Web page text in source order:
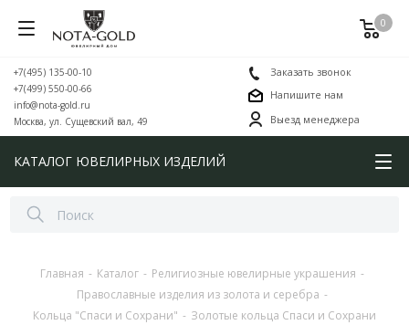
0
+7(495) 135-00-10
+7(499) 550-00-66
info@nota-gold.ru
Москва, ул. Сущевский вал, 49
Заказать звонок
Напишите нам
Выезд менеджера
КАТАЛОГ ЮВЕЛИРНЫХ ИЗДЕЛИЙ
Главная - Каталог - Религиозные ювелирные украшения -
Православные изделия из золота и серебра -
Кольца "Спаси и Сохрани" - Золотые кольца Спаси и Сохрани